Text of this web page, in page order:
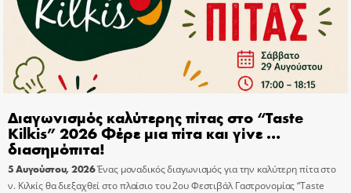
Διαγωνισμός καλύτερης πίτας στο “Taste
Kilkis” 2026 Φέρε μια πίτα και γίνε …
διασημόπιτα!
5 Αυγούστου, 2026Ένας μοναδικός διαγωνισμός για την καλύτερη πίτα στο
ν. Κιλκίς θα διεξαχθεί στο πλαίσιο του 2ου Φεστιβάλ Γαστρονομίας “Taste